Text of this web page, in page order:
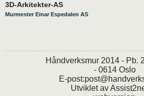
3D-Arkitekter-AS
Murmester Einar Espedalen AS
Håndverksmur 2014 - Pb.
- 0614 Oslo
E-post:
Utviklet av